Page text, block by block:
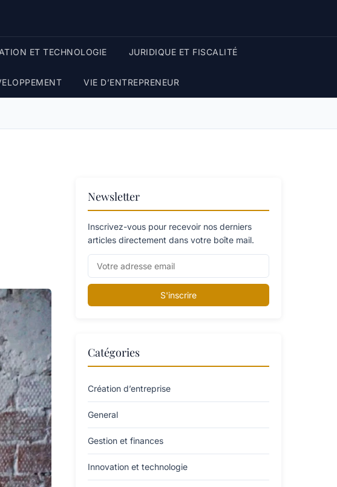
ET TECHNOLOGIE JURIDIQUE ET FISCALITÉ
VIE D’ENTREPRENEUR
Newsletter
Inscrivez-vous pour recevoir nos derniers
articles directement dans votre boîte mail.
S'inscrire
Catégories
Création d’entreprise
General
Gestion et finances
Innovation et technologie